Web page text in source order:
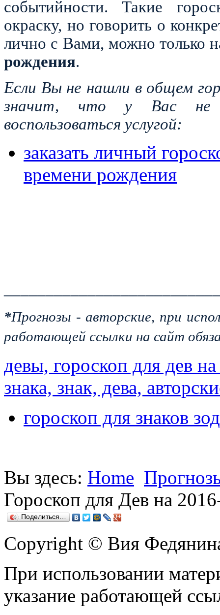
событийности. Такие
окраску, но говорить о
лично с Вами, можно только
рождения.
Если Вы не нашли в общем
значит, что у Вас не
воспользоваться услугой:
заказать личный
времени рождения
*Прогнозы - авторские, при
работающей ссылки на сайт
девы, гороскоп для дев
знака, знак, дева,
гороскоп для знаков
Вы здесь: Home
Гороскоп для Дев на
Поделиться…
Copyright © Вия
При использовании
указание работающей